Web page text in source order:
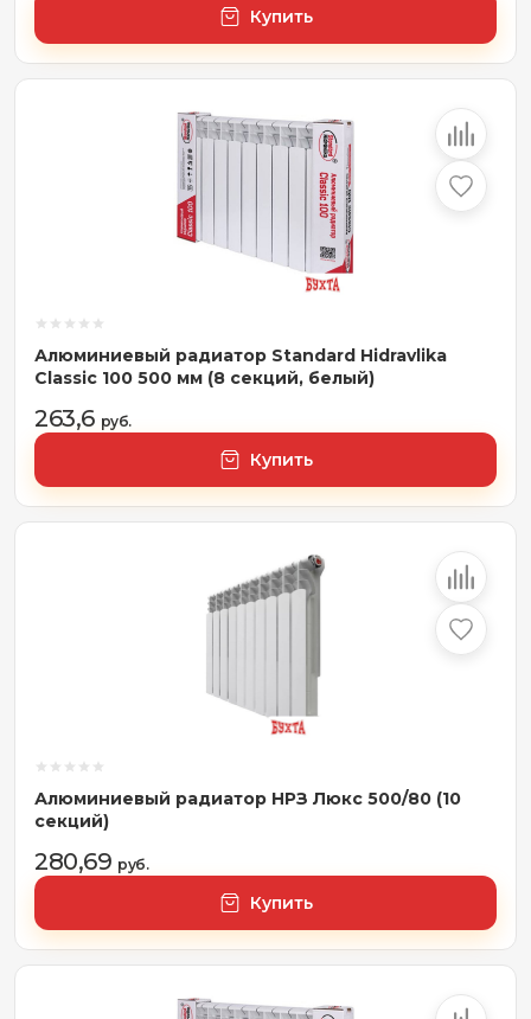
Купить
Алюминиевый радиатор Standard Hidravlika
Classic 100 500 мм (8 секций, белый)
263,6 руб.
Купить
Алюминиевый радиатор НРЗ Люкс 500/80 (10
секций)
280,69 руб.
Купить